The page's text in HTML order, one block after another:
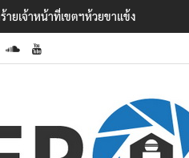
ไลง์’ เยือนไทย ขึงป้าย ‘ไม่